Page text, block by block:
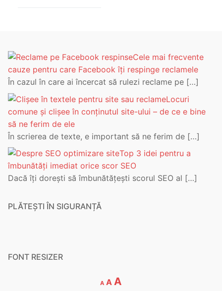
Cele mai frecvente
cauze pentru care Facebook îți respinge reclamele
În cazul în care ai încercat să rulezi reclame pe […]
Locuri
comune și clișee în conținutul site-ului – de ce e bine
să ne ferim de ele
În scrierea de texte, e important să ne ferim de […]
Top 3 idei pentru a
îmbunătăți imediat orice scor SEO
Dacă îți dorești să îmbunătățești scorul SEO al […]
PLĂTEȘTI ÎN SIGURANȚĂ
FONT RESIZER
A
Decrease
font
A Reset
A